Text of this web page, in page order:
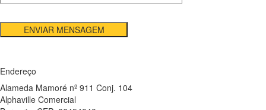
Endereço
Alameda Mamoré nº 911 Conj. 104
Alphaville Comercial